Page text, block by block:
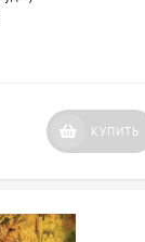
КУПИТЬ